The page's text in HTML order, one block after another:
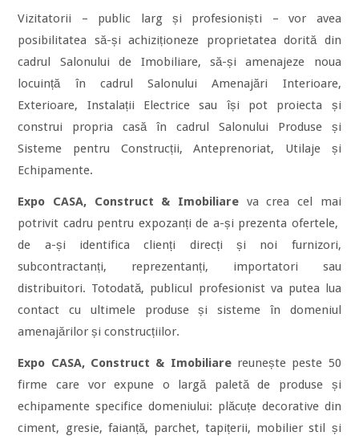
Vizitatorii – public larg și profesioniști – vor avea
posibilitatea să-și achiziționeze proprietatea dorită din
cadrul Salonului de Imobiliare, să-și amenajeze noua
locuință în cadrul Salonului Amenajări Interioare,
Exterioare, Instalații Electrice sau își pot proiecta și
construi propria casă în cadrul Salonului Produse și
Sisteme pentru Construcții, Anteprenoriat, Utilaje și
Echipamente.
Expo CASA, Construct & Imobiliare va crea cel mai
potrivit cadru pentru expozanți de a-și prezenta ofertele,
de a-și identifica clienți direcți și noi furnizori,
subcontractanți, reprezentanți, importatori sau
distribuitori. Totodată, publicul profesionist va putea lua
contact cu ultimele produse și sisteme în domeniul
amenajărilor și construcțiilor.
Expo CASA, Construct & Imobiliarereunește peste 50
firme care vor expune o largă paletă de produse și
echipamente specifice domeniului: plăcuțe decorative din
ciment, gresie, faianță, parchet, tapițerii, mobilier stil și